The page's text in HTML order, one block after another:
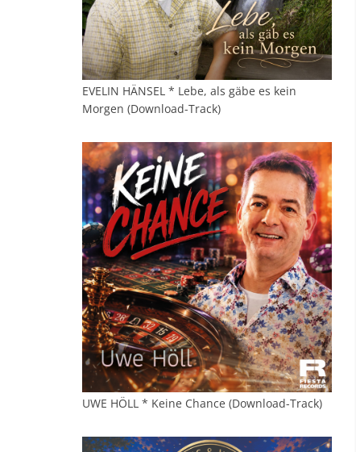
EVELIN HÄNSEL * Lebe, als gäbe es kein
Morgen (Download-Track)
UWE HÖLL * Keine Chance (Download-Track)